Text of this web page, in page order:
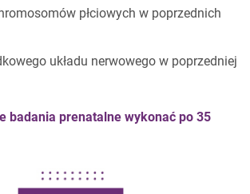
płciowych w poprzednich
układu nerwowego w poprzedniej
badania prenatalne wykonać po 35